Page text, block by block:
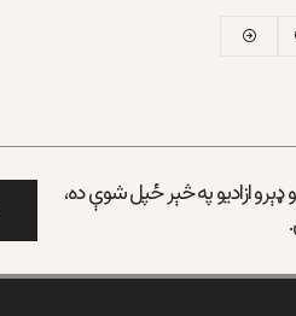
ازادیو په څېر ځپل شوې ده،